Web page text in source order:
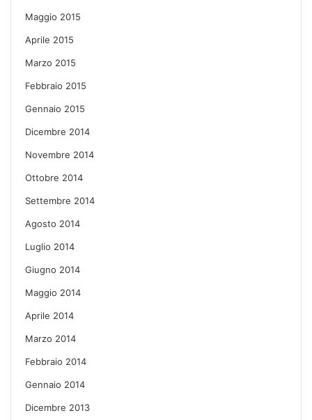
Maggio 2015
Aprile 2015
Marzo 2015
Febbraio 2015
Gennaio 2015
Dicembre 2014
Novembre 2014
Ottobre 2014
Settembre 2014
Agosto 2014
Luglio 2014
Giugno 2014
Maggio 2014
Aprile 2014
Marzo 2014
Febbraio 2014
Gennaio 2014
Dicembre 2013